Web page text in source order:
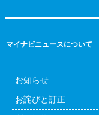
マイナビニュースについて
お知らせ
お詫びと訂正